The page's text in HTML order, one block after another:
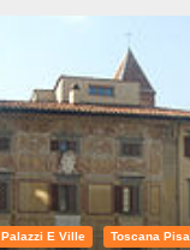
Palazzi E Ville Toscana Pisa